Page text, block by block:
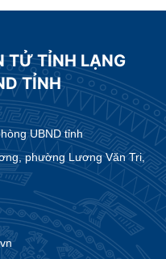
TỬ TỈNH LẠNG
TỈNH
UBND tỉnh
phường Lương Văn Tri,